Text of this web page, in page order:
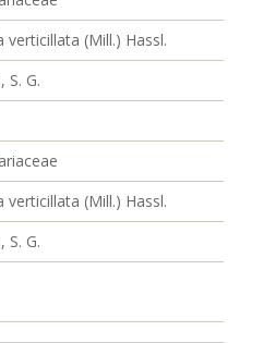
verticillata (Mill.) Hassl.
S. G.
verticillata (Mill.) Hassl.
S. G.